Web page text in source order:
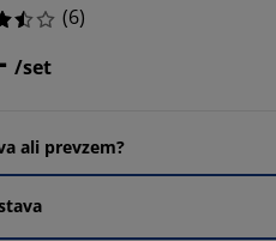
(6)
/set
ali prevzem?